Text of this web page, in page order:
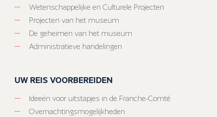
Wetenschappelijke en Culturele Projecten
Projecten van het museum
De geheimen van het museum
Administratieve handelingen
UW REIS VOORBEREIDEN
Ideeën voor uitstapjes in de Franche-Comté
Overnachtingsmogelijkheden